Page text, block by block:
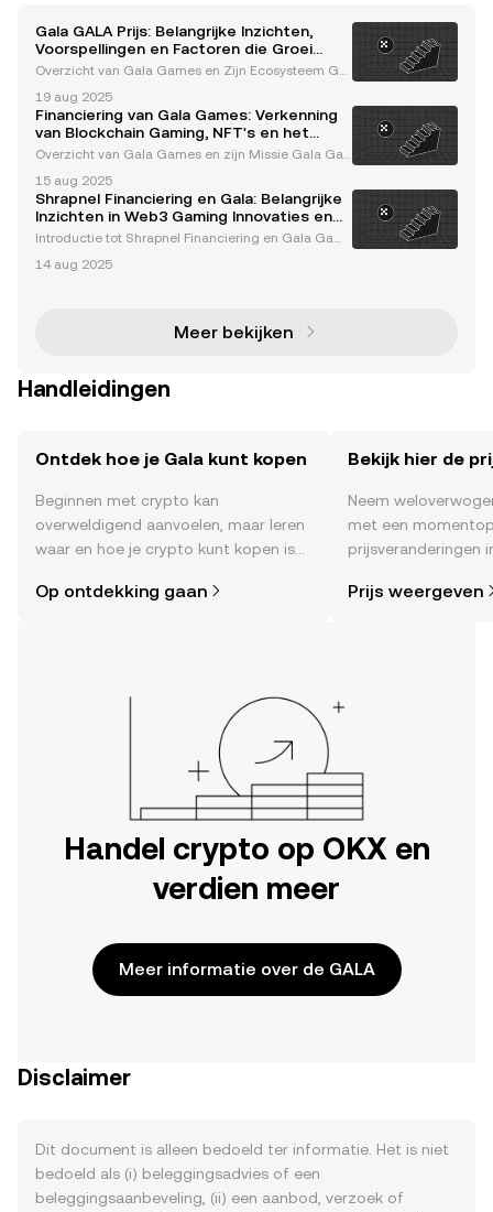
Gala GALA Prijs: Belangrijke Inzichten,
Voorspellingen en Factoren die Groei
Stimuleren
Overzicht van Gala Games en Zijn Ecosysteem Gal
gebouwd op blockchaintechnologie, dat de gamin
gindustrie transformeert door spelers en makers ec
hte eigen
19 aug 2025
Financiering van Gala Games: Verkenning
van Blockchain Gaming, NFT's en het
$100M Fonds
Overzicht van Gala Games en zijn Missie Gala Ga
mingplatform dat de game-industrie wil revolution
eren door blockchaintechnologie te integreren. Doo
r speler
15 aug 2025
Shrapnel Financiering en Gala: Belangrijke
Inzichten in Web3 Gaming Innovaties en
Controverses
Introductie tot Shrapnel Financiering en Gala Gam
door blockchaintechnologie te combineren met me
14 aug 2025
Meer bekijken
Handleidingen
Ontdek hoe je Gala kunt kopen
Beginnen met crypto kan
overweldigend aanvoelen, maar leren
waar en hoe je crypto kunt kopen is
reis op de mobiele app van OKX of
Op ontdekking gaan
Bekijk hier de
Neem
met een
prijsveranderingen
en meer.
Prijs weergeven
Handel crypto op OKX en
verdien meer
Meer informatie over de GALA
Disclaimer
Dit document is alleen bedoeld ter informatie. Het is niet
bedoeld als (i) beleggingsadvies of een
beleggingsaanbeveling, (ii) een aanbod, verzoek of